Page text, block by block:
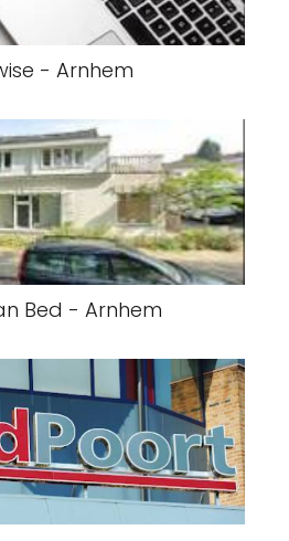
- Arnhem
Bed - Arnhem